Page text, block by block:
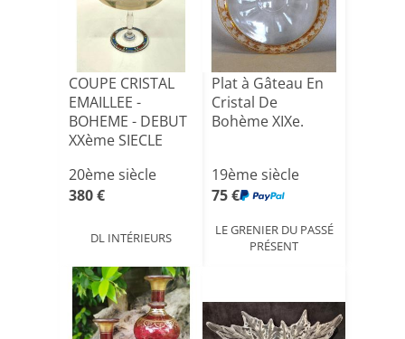
COUPE CRISTAL
EMAILLEE -
BOHEME - DEBUT
XXème SIECLE
20ème siècle
380 €
DL INTÉRIEURS
Plat à Gâteau En
Cristal De
Bohème XIXe.
19ème siècle
75 €
LE GRENIER DU PASSÉ
PRÉSENT